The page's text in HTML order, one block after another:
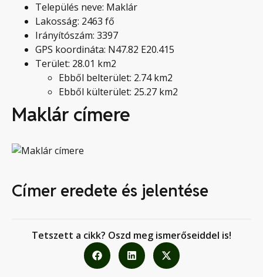
Település neve: Maklár
Lakosság: 2463 fő
Irányítószám: 3397
GPS koordináta: N47.82 E20.415
Terület: 28.01 km2
Ebből belterület: 2.74 km2
Ebből külterület: 25.27 km2
Maklár címere
Címer eredete és jelentése
Tetszett a cikk? Oszd meg ismerőseiddel is!